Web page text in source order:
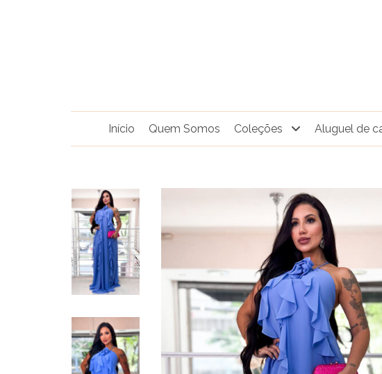
Início Quem Somos Coleções Aluguel de